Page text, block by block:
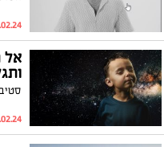
19.02.24,
אל
19.02.24,